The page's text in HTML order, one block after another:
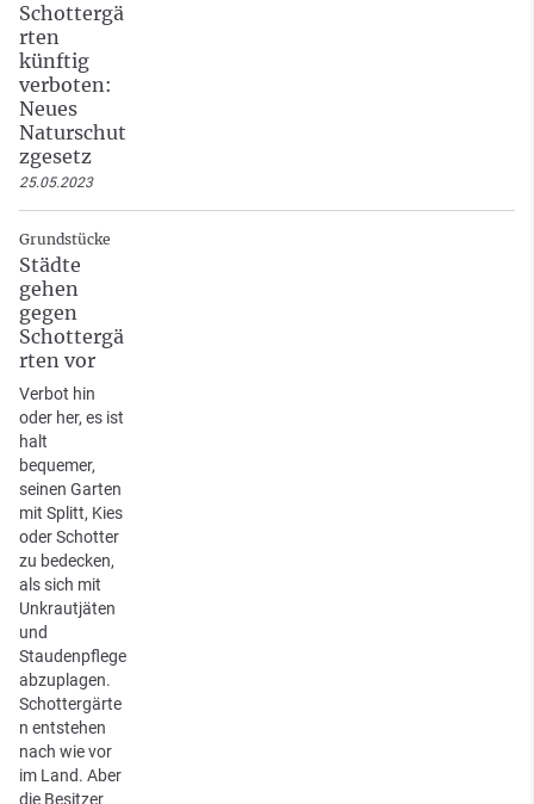
Schottergä
rten
künftig
verboten:
Neues
Naturschut
zgesetz
25.05.2023
Grundstücke
Städte
gehen
gegen
Schottergä
rten vor
Verbot hin
oder her, es ist
halt
bequemer,
seinen Garten
mit Splitt, Kies
oder Schotter
zu bedecken,
als sich mit
Unkrautjäten
und
Staudenpflege
abzuplagen.
Schottergärte
n entstehen
nach wie vor
im Land. Aber
die Besitzer